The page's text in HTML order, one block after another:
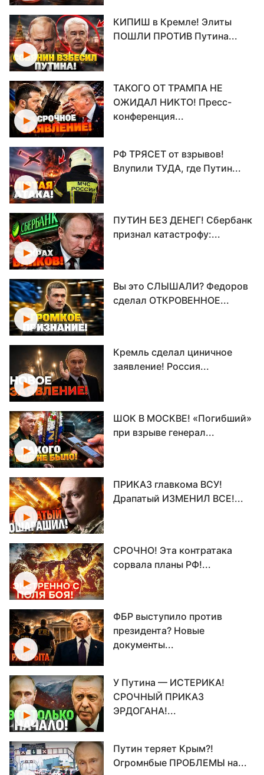
КИПИШ в Кремле! Элиты
ПОШЛИ ПРОТИВ Путина...
ТАКОГО ОТ ТРАМПА НЕ
ОЖИДАЛ НИКТО! Пресс-
конференция...
РФ ТРЯСЕТ от взрывов!
Влупили ТУДА, где Путин...
ПУТИН БЕЗ ДЕНЕГ! Сбербанк
признал катастрофу:...
Вы это СЛЫШАЛИ? Федоров
сделал ОТКРОВЕННОЕ...
Кремль сделал циничное
заявление! Россия...
ШОК В МОСКВЕ! «Погибший»
при взрыве генерал...
ПРИКАЗ главкома ВСУ!
Драпатый ИЗМЕНИЛ ВСЕ!...
СРОЧНО! Эта контратака
сорвала планы РФ!...
ФБР выступило против
президента? Новые
документы...
У Путина — ИСТЕРИКА!
СРОЧНЫЙ ПРИКАЗ
ЭРДОГАНА!...
Путин теряет Крым?!
Огромнбые ПРОБЛЕМЫ на...